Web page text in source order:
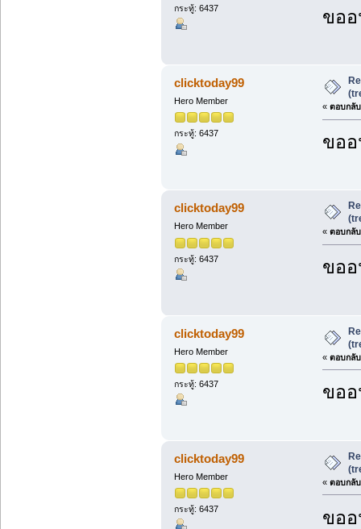
กระทู้: 6437 ขอ
clicktoday99
Hero Member
กระทู้: 6437
« ตอบกลั
ขอ
clicktoday99
Hero Member
กระทู้: 6437
« ตอบกลั
ขอ
clicktoday99
Hero Member
กระทู้: 6437
« ตอบกลั
ขอ
clicktoday99
Hero Member
กระทู้: 6437
« ตอบกลั
ขอ